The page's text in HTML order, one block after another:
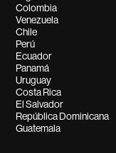
Colombia
Venezuela
Chile
Perú
Ecuador
Panamá
Uruguay
Costa Rica
El Salvador
República Dominicana
Guatemala